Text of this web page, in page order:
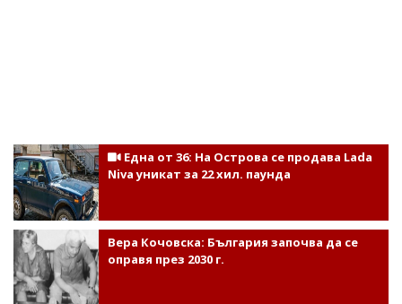
Една от 36: На Острова се продава Lada
Niva уникат за 22 хил. паунда
Вера Кочовска: България започва да се
оправя през 2030 г.